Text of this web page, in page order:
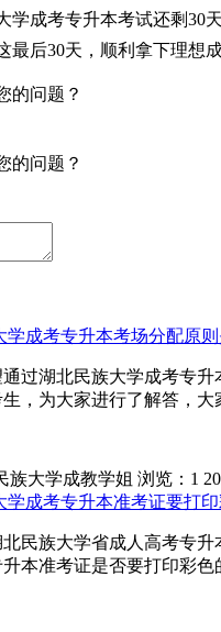
学成考专升本考试还剩30
最后30天，顺利拿下理想
的问题？
的问题？
学成考专升本考场分配原则
过湖北民族大学成考专
，为大家进行了解答，大
族大学成教学姐 浏览：1
学成考专升本准考证要打
民族大学省成人高考专
本准考证是否要打印彩色